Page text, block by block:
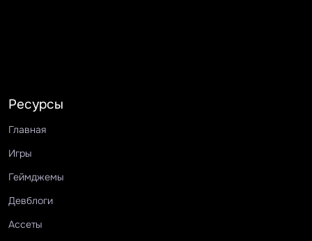
Ресурсы
Главная
Игры
Геймджемы
Девблоги
Ассеты